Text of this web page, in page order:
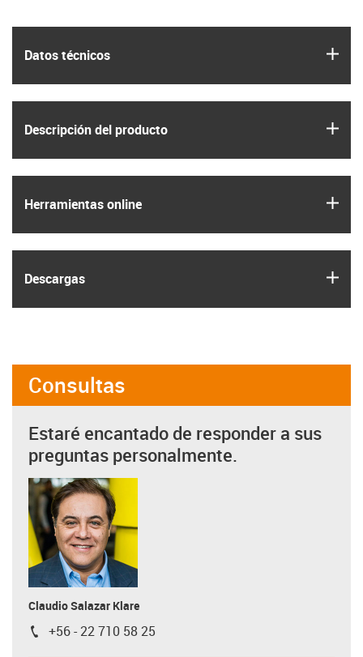
Datos técnicos
Descripción del producto
Herramientas online
Descargas
Consultas
Estaré encantado de responder a sus
preguntas personalmente.
Claudio Salazar Klare
igus-icon-phone
+56 - 22 710 58 25